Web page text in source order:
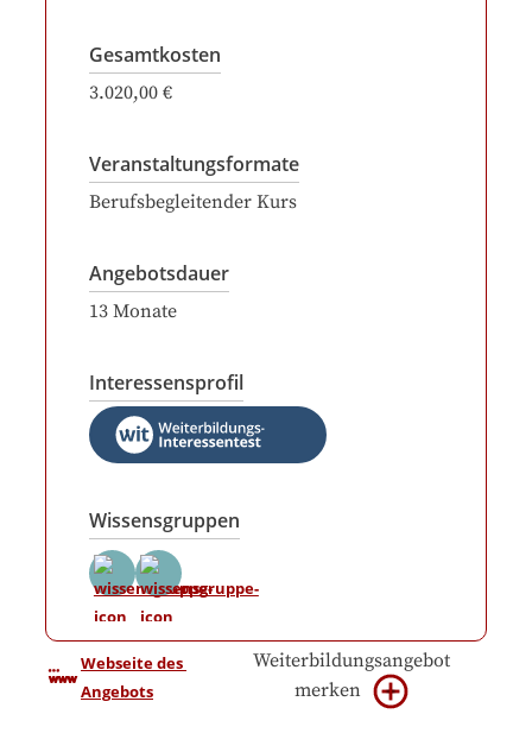
Gesamtkosten
3.020,00 €
Veranstaltungsformate
Berufsbegleitender Kurs
Angebotsdauer
13 Monate
Interessensprofil
Wissensgruppen
Webseite des
Angebots
Weiterbildungsangebot
merken